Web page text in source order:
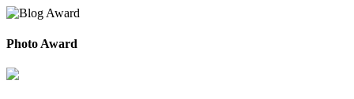
Photo Award